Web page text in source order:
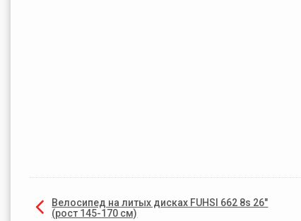
Велосипед на литых дисках FUHSI 662 8s 26"
(рост 145-170 см)